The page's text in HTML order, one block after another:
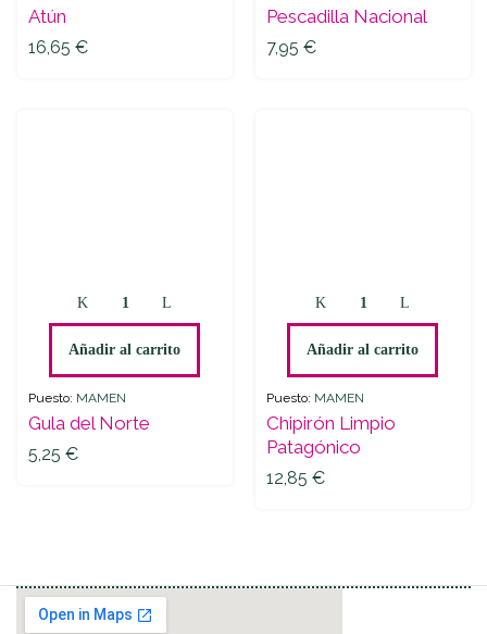
Atún
16,65 €
Pescadilla Nacional
7,95 €
Gula
Norte
Añadir al carrito
Puesto: MAMEN
Gula del Norte
5,25 €
Chipirón
Patagónico
Añadir al carrito
Puesto: MAMEN
Chipirón Limpio
Patagónico
12,85 €